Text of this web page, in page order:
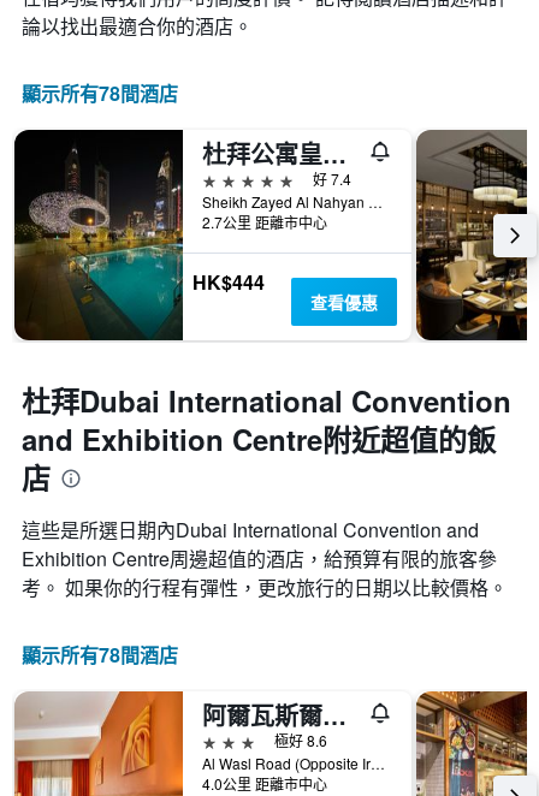
軸，
顯
平
均
價
表
具
條
軸，
示
一
週
中
表
具
有
1
條
軸，
顯
示
的
平
均
價
格
論以找出最適合你的酒店。
顯示所有78間酒店
杜拜公寓皇冠假日飯店 - IHG 飯店
5星級
好 7.4
Sheikh Zayed Al Nahyan Road, Dubai, 23215, 杜拜, 阿拉伯聯合大公國
2.7公里 距離市中心
HK$444
查看優惠
杜拜Dubai International Convention
and Exhibition Centre附近超值的飯
店
這些是所選日期內Dubai International Convention and
Exhibition Centre​周邊超值的​酒店，給預算有限的旅客參
考。 如果你的行程有彈性，更改旅行的日期以比較價格。
顯示所有78間酒店
阿爾瓦斯爾奧酷瑞商務酒店
3星級
極好 8.6
Al Wasl Road (Opposite Iranian Hospital) P.O.Box 6237, 杜拜, 阿拉伯聯合大公國
4.0公里 距離市中心